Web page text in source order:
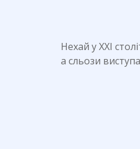
Нехай у XXI
а сльози